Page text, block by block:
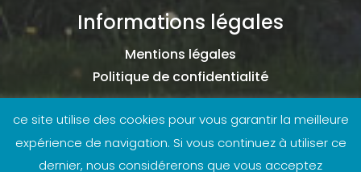
Informations légales
Mentions légales
Politique de confidentialité
ce site utilise des cookies pour vous garantir la meilleure
expérience de navigation. Si vous continuez à utiliser ce
dernier, nous considérerons que vous acceptez